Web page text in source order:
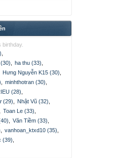
birthday.
ha thu (33)
Hưng Nguyễn K15 (30)
minhthotran (30)
(28)
(29)
Nhật Vũ (32)
Toan Le (33)
Văn Tiềm (33)
vanhoan_ktxd10 (35)
(39)